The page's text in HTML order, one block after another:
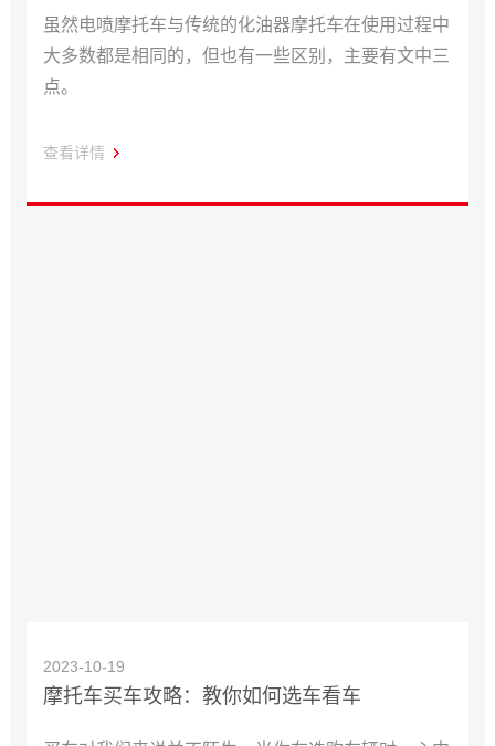
虽然电喷摩托车与传统的化油器摩托车在使用过程中
大多数都是相同的，但也有一些区别，主要有文中三
点。
查看详情
2023-10-19
摩托车买车攻略：教你如何选车看车